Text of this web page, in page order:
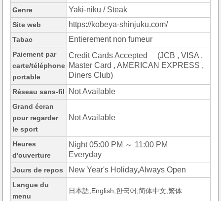
Genre Yaki-niku / Steak
Site web https://kobeya-shinjuku.com/
Tabac Entierement non fumeur
Paiement par
carte/téléphone
portable
Credit Cards Accepted (JCB , VISA ,
Master Card , AMERICAN EXPRESS ,
Diners Club)
Réseau sans-fil Not Available
Grand écran
pour regarder
le sport
Not Available
Heures
d'ouverture
Night 05:00 PM ～ 11:00 PM
Everyday
Jours de repos New Year's Holiday,Always Open
Langue du
menu
日本語,English,한국어,简体中文,繁体